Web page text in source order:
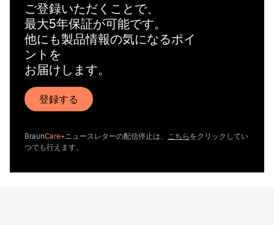
ご登録いただくことで、
最大5年保証が可能です。
他にも製品情報の気になるポイ
ントを
お届けします。
登録する
BraunCare+ニュースレターの配信停止は、 こちら をクリックしてい
つでも行えます。